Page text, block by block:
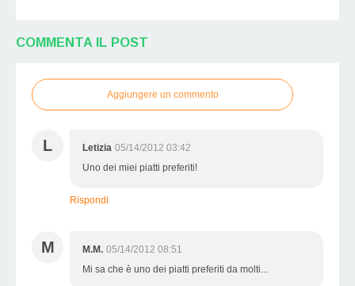
COMMENTA IL POST
Aggiungere un commento
L Letizia 05/14/2012 03:42
Uno dei miei piatti preferiti!
Rispondi
M M.M. 05/14/2012 08:51
Mi sa che è uno dei piatti preferiti da molti...